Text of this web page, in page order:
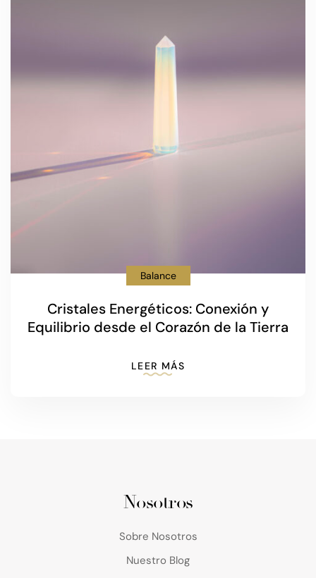
Balance
Cristales Energéticos: Conexión y
Equilibrio desde el Corazón de la Tierra
LEER MÁS
Nosotros
Sobre Nosotros
Nuestro Blog